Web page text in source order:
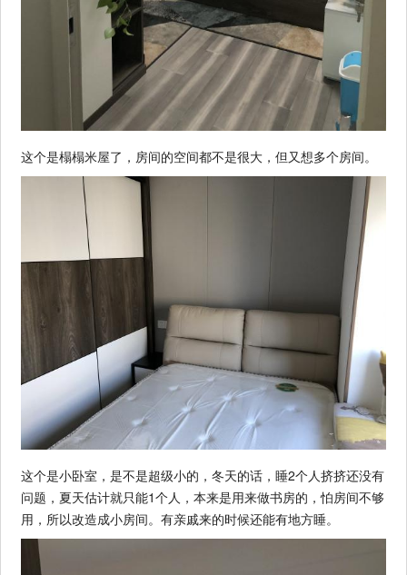
这个是榻榻米屋了，房间的空间都不是很大，但又想多个房间。
这个是小卧室，是不是超级小的，冬天的话，睡2个人挤挤还没有
问题，夏天估计就只能1个人，本来是用来做书房的，怕房间不够
用，所以改造成小房间。有亲戚来的时候还能有地方睡。